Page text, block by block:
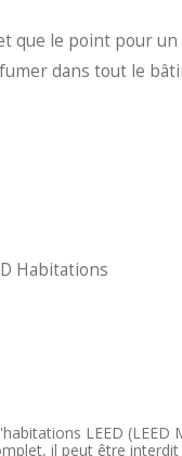
que le point pour
dans tout le
Habitations
LEED (LEED
il peut être